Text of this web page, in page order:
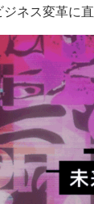
印刷用語集
・購入申し込み
ネス変革に